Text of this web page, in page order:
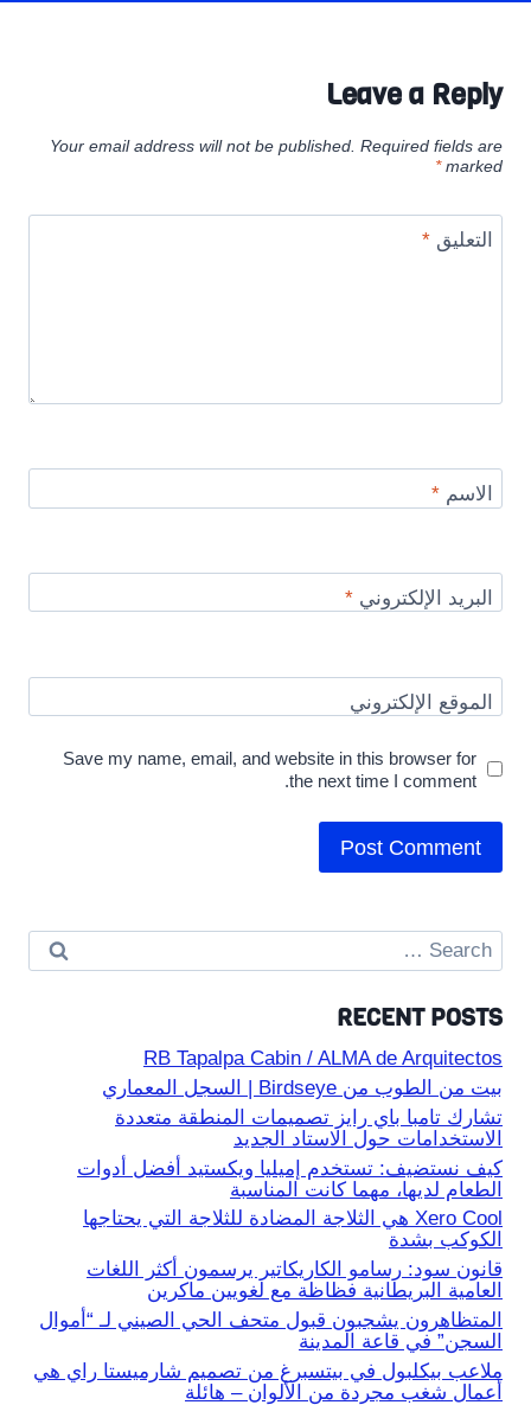
Leave a Reply
Your email address will not be published. Required fields are
marked
*
التعليق*
الاسم*
البريد الإلكتروني*
الموقع الإلكتروني
Save my name, email, and website in this browser for
the next time I comment.
Search
for:
RECENT POSTS
RB Tapalpa Cabin / ALMA de Arquitectos
بيت من الطوب من Birdseye | السجل المعماري
تشارك تامبا باي رايز تصميمات المنطقة متعددة
الاستخدامات حول الاستاد الجديد
كيف نستضيف: تستخدم إميليا ويكستيد أفضل أدوات
الطعام لديها، مهما كانت المناسبة
Xero Cool هي الثلاجة المضادة للثلاجة التي يحتاجها
الكوكب بشدة
قانون سود: رسامو الكاريكاتير يرسمون أكثر اللغات
العامية البريطانية فظاظة مع لغويين ماكرين
المتظاهرون يشجبون قبول متحف الحي الصيني لـ “أموال
السجن” في قاعة المدينة
ملاعب بيكلبول في بيتسبرغ من تصميم شارميستا راي هي
أعمال شغب مجردة من الألوان – هائلة